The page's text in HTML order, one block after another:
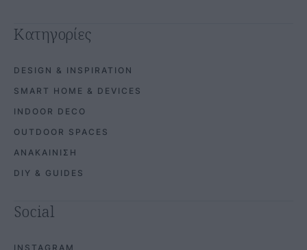
Κατηγορίες
DESIGN & INSPIRATION
SMART HOME & DEVICES
INDOOR DECO
OUTDOOR SPACES
ΑΝΑΚΑΙΝΙΣΗ
DIY & GUIDES
Social
INSTAGRAM